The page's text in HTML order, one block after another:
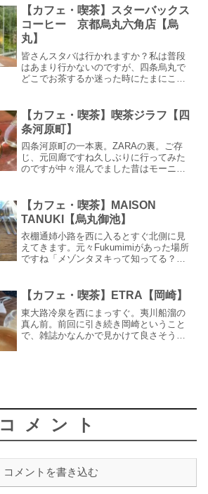
TIMEのイベントでこちらのカフェを知っ
てから、...
【カフェ・喫茶】スターバックス
コーヒー 京都烏丸六角店【烏
丸】
皆さんスタバは行かれますか？私は普段
はあまり行かないのですが、四条烏丸で
どこでお茶するか迷った時にたまにこの
ルが見えてきます。キャパは中規模程度
なんですがビルの裏が六角...
【カフェ・喫茶】喫茶ジラフ【四
条河原町】
四条河原町の一本裏。ZARAの裏。ご存
じ、元回廊ですね久しぶりに行ってみた
のですが中々混んでました昔はモーニン
にあのクオリティのモーニングを450円で
提供するのはこの時...
【カフェ・喫茶】MAISON
TANUKI【烏丸御池】
衣棚通姉小路を西に入るとすぐ北側に見
えてきます。元々Fukumimiがあった場所
ですね「メゾンタヌキって知ってる？え
ツネは知ってるけどタヌキは知らん。こ
れは行くしかない...
【カフェ・喫茶】ETRA【岡崎】
東大路冷泉を西にまっすぐ。夷川船溜の
真ん前。前回に引き続き岡崎ということ
で、雑誌かなんかで見かけて良さそうだ
コメント
コメントを書き込む